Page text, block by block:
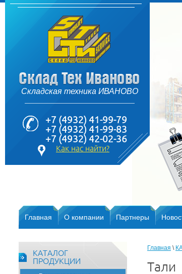
Складская техника ИВАНОВО
+7 (4932) 41-99-79
+7 (4932) 41-99-83
+7 (4932) 42-02-36
Как нас найти?
Главная О компании Партнеры
КАТАЛОГ
ПРОДУКЦИИ
Главная \
Тали